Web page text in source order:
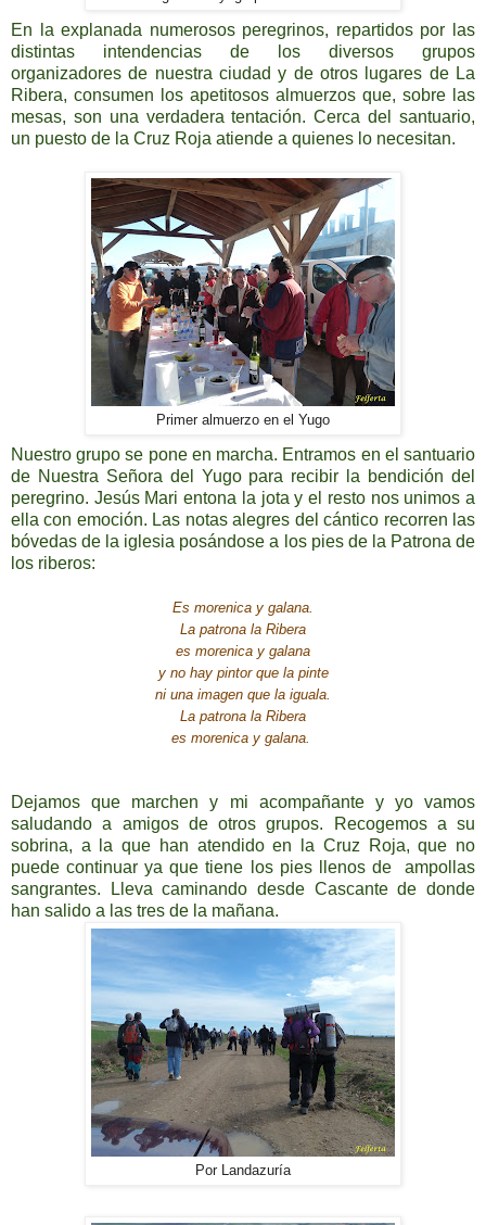
En la explanada numerosos peregrinos, repartidos por las
distintas intendencias de los diversos grupos
organizadoresde nuestra ciudad y de otros lugares de La
Ribera, consumen los apetitosos almuerzos que, sobre las
mesas, son una verdadera tentación. Cerca del santuario,
un puesto de la Cruz Roja atiende a quienes lo necesitan.
Primer almuerzo en el Yugo
Nuestro grupo se pone en marcha. Entramos en el santuario
de Nuestra Señora del Yugo para recibir la bendición del
peregrino. Jesús Mari entona la jota y el resto nos unimos a
ella con emoción. Las notas alegres del cántico recorren las
bóvedas de la iglesia posándose a los pies de la Patrona de
los riberos:
Es morenica y galana.
La patrona la Ribera
es morenica y galana
y no hay pintor que la pinte
ni una imagen que la iguala.
La patrona la Ribera
es morenica y galana.
Dejamos que marchen y mi acompañante y yo vamos
saludando a amigos de otros grupos. Recogemos a su
sobrina, a la que han atendido en la Cruz Roja, que no
puede continuar ya que tiene los pies llenos de ampollas
sangrantes. Lleva caminando desde Cascante de donde
han salido a las tres de la mañana.
Por Landazuría